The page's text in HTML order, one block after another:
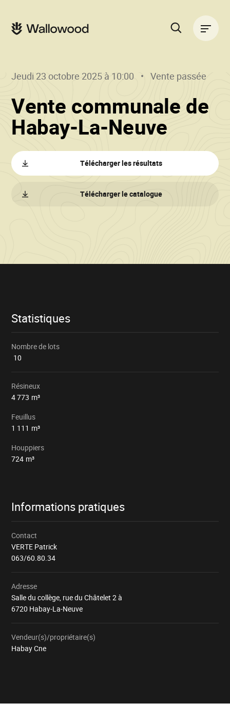
contenu
navigation
principale
Vente communale de
Habay-La-Neuve()•
Jeudi 23 octobre 2025 à 10:00 Vente passée
Télécharger les résultats
Télécharger le catalogue
Informations
Statistiques
Nombre de lots
10
Résineux
4 773 m³
Feuillus
1 111 m³
Houppiers
724 m³
Informations pratiques
Contact
VERTE Patrick
063/60.80.34
Adresse
Salle du collège, rue du Châtelet 2 à
6720 Habay-La-Neuve
Vendeur(s)/propriétaire(s)
Habay Cne
principale
site